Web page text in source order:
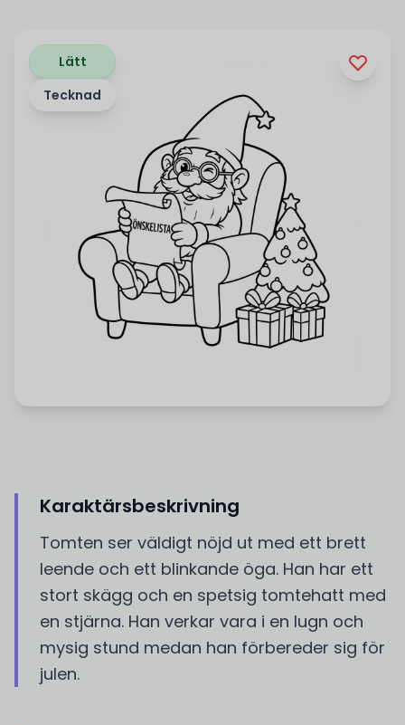
Lätt
Tecknad
Karaktärsbeskrivning
Tomten ser väldigt nöjd ut med ett brett
leende och ett blinkande öga. Han har ett
stort skägg och en spetsig tomtehatt med
en stjärna. Han verkar vara i en lugn och
mysig stund medan han förbereder sig för
julen.